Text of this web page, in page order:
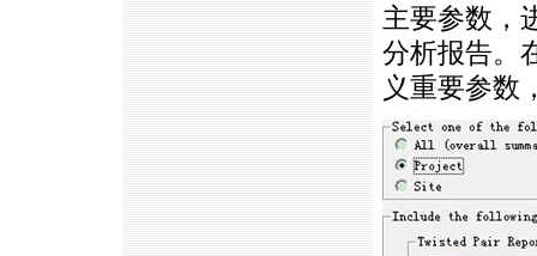
主要参数，
分析报告。
义重要参数